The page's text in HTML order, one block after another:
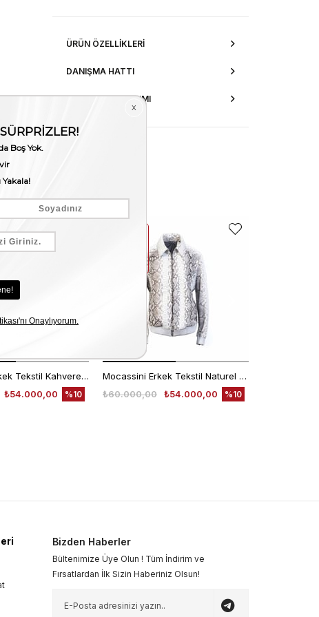
ÜRÜN ÖZELLIKLERI
DANIŞMA HATTI
AKSESUAR ONARIMI
Mocassini Erkek Tekstil Kahverengi Deri Mont
₺54.000,00
%10
Mocassini Erkek Tekstil Naturel Deri Mont
₺54.000,00
₺60.000,00 %10
Bizden Haberler
Bültenimize Üye Olun ! Tüm İndirim ve
Fırsatlardan İlk Sizin Haberiniz Olsun!